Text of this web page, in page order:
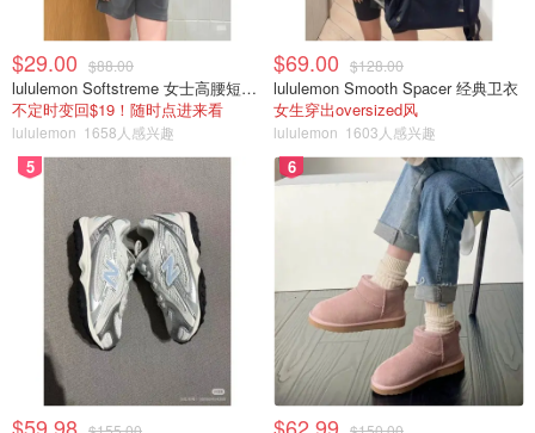
$29.00 $88.00
lululemon Softstreme 女士高腰短裤 10cm
不定时变回$19！随时点进来看
lululemon 1658人感兴趣
$69.00 $128.00
lululemon Smooth Spacer 经典卫衣
女生穿出oversized风
lululemon 1603人感兴趣
5 6